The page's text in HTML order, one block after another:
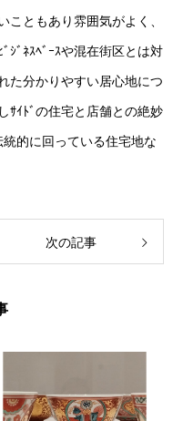
こともあり雰囲気がよく、
ｼﾞﾈｽﾍﾞｰｽや混在街区とは対
た分かりやすい居心地につ
ｻｲﾄﾞの住宅と店舗との絶妙
的に回っている住宅地な
次の記事